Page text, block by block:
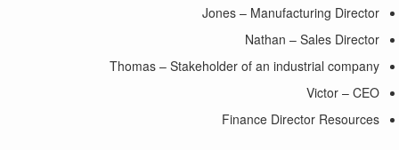
Jones – Manufacturing Director
Nathan – Sales Director
Thomas – Stakeholder of an industrial company
Victor – CEO
Finance Director Resources